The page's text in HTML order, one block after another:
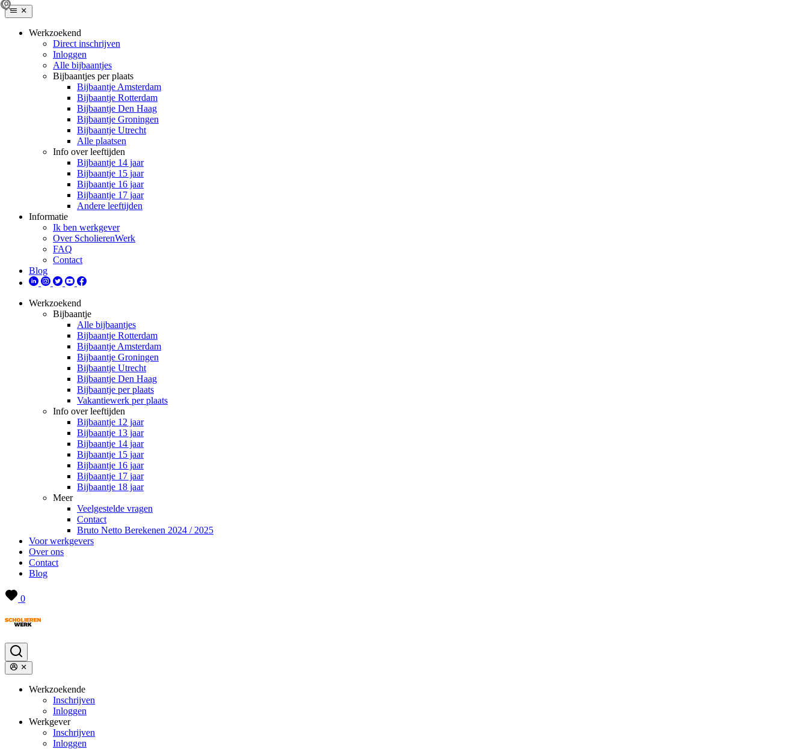
Werkzoekend
Direct inschrijven
Inloggen
Alle bijbaantjes
Bijbaantjes per plaats
Bijbaantje Amsterdam
Bijbaantje Rotterdam
Bijbaantje Den Haag
Bijbaantje Groningen
Bijbaantje Utrecht
Alle plaatsen
Info over leeftijden
Bijbaantje 14 jaar
Bijbaantje 15 jaar
Bijbaantje 16 jaar
Bijbaantje 17 jaar
Andere leeftijden
Informatie
Ik ben werkgever
Over ScholierenWerk
FAQ
Contact
Blog
Werkzoekend
Bijbaantje
Alle bijbaantjes
Bijbaantje Rotterdam
Bijbaantje Amsterdam
Bijbaantje Groningen
Bijbaantje Utrecht
Bijbaantje Den Haag
Bijbaantje per plaats
Vakantiewerk per plaats
Info over leeftijden
Bijbaantje 12 jaar
Bijbaantje 13 jaar
Bijbaantje 14 jaar
Bijbaantje 15 jaar
Bijbaantje 16 jaar
Bijbaantje 17 jaar
Bijbaantje 18 jaar
Meer
Veelgestelde vragen
Contact
Bruto Netto Berekenen 2024 / 2025
Voor werkgevers
Over ons
Contact
Blog
0
Werkzoekende
Inschrijven
Inloggen
Werkgever
Inschrijven
Inloggen